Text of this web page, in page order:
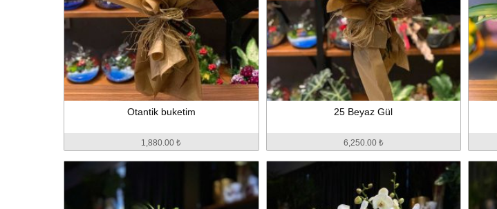
Otantik buketim
1,880.00 ₺
25 Beyaz Gül
6,250.00 ₺